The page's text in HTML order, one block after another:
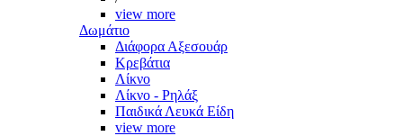
view more
Δωμάτιο
Διάφορα Αξεσουάρ
Κρεβάτια
Λίκνο
Λίκνο - Ρηλάξ
Παιδικά Λευκά Είδη
view more